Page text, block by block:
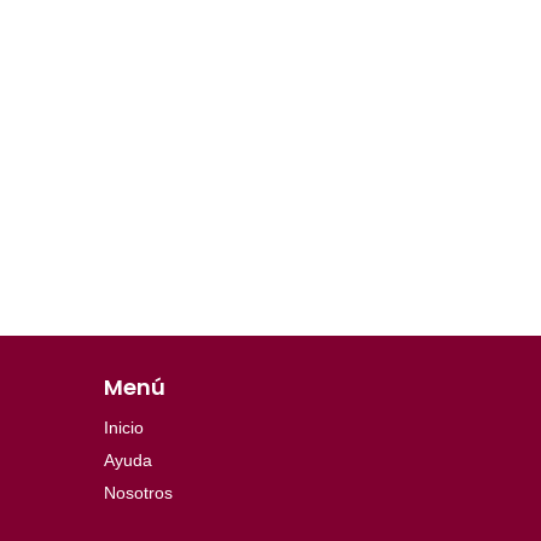
Menú
Inicio
Ayuda
Nosotros